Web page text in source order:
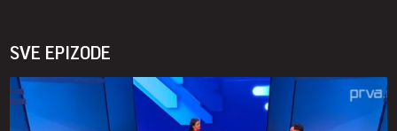
SVE EPIZODE